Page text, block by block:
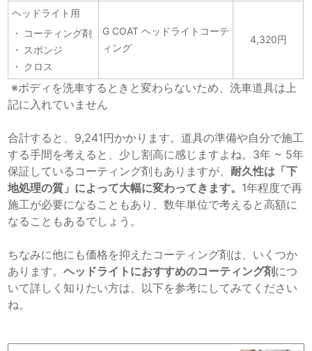
ヘッドライト用
コーティング剤
スポンジ
クロス
G COAT ヘッドライトコーテ
ィング
4,320円
※ボディを洗車するときと変わらないため、洗車道具は上
記に入れていません
合計すると、9,241円かかります。道具の準備や自分で施工
する手間を考えると、少し割高に感じますよね。3年 ~ 5年
保証しているコーティング剤もありますが、耐久性は「下
地処理の質」によって大幅に変わってきます。 1年程度で再
施工が必要になることもあり、数年単位で考えると高額に
なることもあるでしょう。
ちなみに他にも価格を抑えたコーティング剤は、いくつか
あります。ヘッドライトにおすすめのコーティング剤 につ
いて詳しく知りたい方は、以下を参考にしてみてください
ね。